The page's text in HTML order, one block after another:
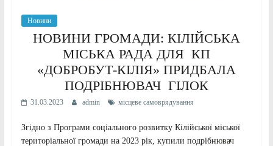
Новини
НОВИНИ ГРОМАДИ: КІЛІЙСЬКА
МІСЬКА РАДА ДЛЯ КП
«ДОБРОБУТ-КІЛІЯ» ПРИДБАЛА
ПОДРІБНЮВАЧ ГІЛОК
31.03.2023 admin місцеве самоврядування
Згідно з Програми соціального розвитку Кілійської міської
територіальної громади на 2023 рік, купили подрібнювач